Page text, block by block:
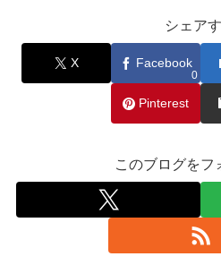
シェア
X Facebook
0
Pinterest
このブログをフ